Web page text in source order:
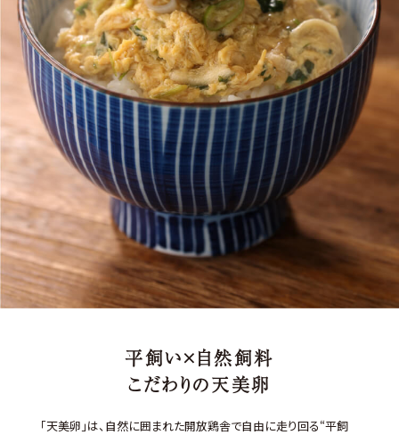
平飼い×自然飼料
こだわりの天美卵
「天美卵」は、自然に囲まれた開放鶏舎で自由に走り回る“平飼